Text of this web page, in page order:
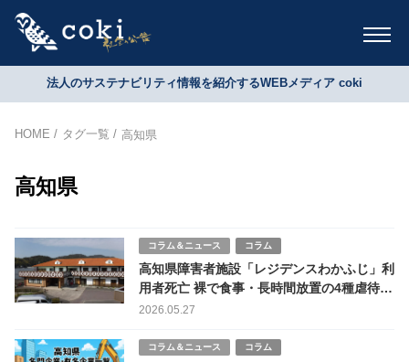
法人のサステナビリティ情報を紹介するWEBメディア coki
HOME タグ一覧 高知県
高知県
コラム＆ニュース コラム
高知県障害者施設「レジデンスわかふじ」利
用者死亡 裸で食事・長時間放置の4種虐待認
定も行政処分は3ヶ月停止のみ 過去虐待歴も
2026.05.27
コラム＆ニュース コラム